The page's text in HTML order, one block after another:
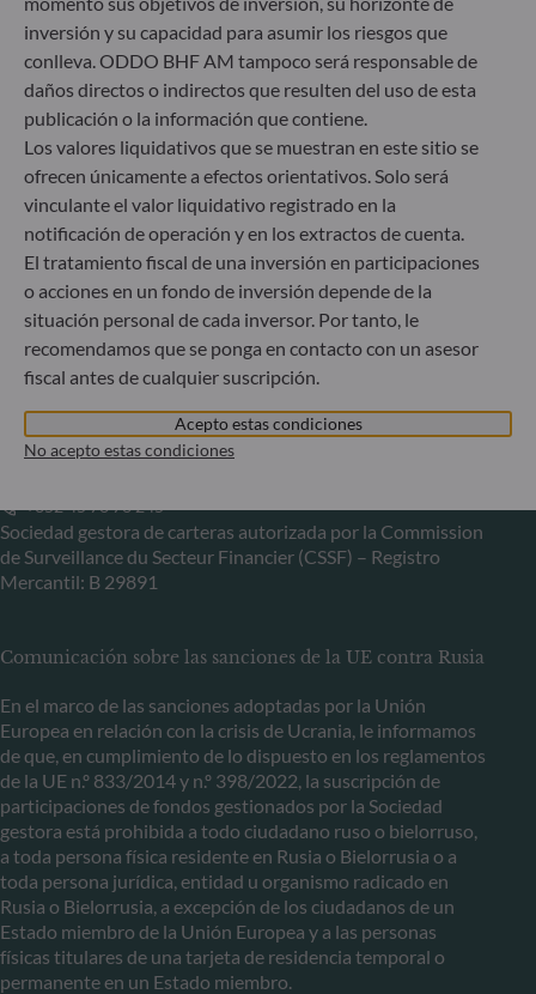
Alemania
+49 (0) 211 239 24 01
Gallusanlage 8
60329 Frankfurt am Main
Alemania
+49 (0) 69 920 50 0
Sociedad Gestora de Carteras autorizada por la
Bundesanstalt für Finanzdienstleistungsaufsicht (“BaFin”)
Registro Comercial: HRB 11971 juzgado de primera
instancia de Düsseldorf
ODDO BHF Asset Management LUX
6, rue Gabriel Lippmann
L-5365 Munsbach
+352 45 76 76 245
Sociedad gestora de carteras autorizada por la Commission
de Surveillance du Secteur Financier (CSSF) – Registro
Mercantil: B 29891
Comunicación sobre las sanciones de la UE contra Rusia
En el marco de las sanciones adoptadas por la Unión
Europea en relación con la crisis de Ucrania, le informamos
de que, en cumplimiento de lo dispuesto en los reglamentos
de la UE n.º 833/2014 y n.º 398/2022, la suscripción de
participaciones de fondos gestionados por la Sociedad
gestora está prohibida a todo ciudadano ruso o bielorruso,
a toda persona física residente en Rusia o Bielorrusia o a
toda persona jurídica, entidad u organismo radicado en
Rusia o Bielorrusia, a excepción de los ciudadanos de un
Estado miembro de la Unión Europea y a las personas
físicas titulares de una tarjeta de residencia temporal o
permanente en un Estado miembro.
inversión y su capacidad para asumir los riesgos que
conlleva. ODDO BHF AM tampoco será responsable de
daños directos o indirectos que resulten del uso de esta
publicación o la información que contiene.
Los valores liquidativos que se muestran en este sitio se
ofrecen únicamente a efectos orientativos. Solo será
vinculante el valor liquidativo registrado en la
notificación de operación y en los extractos de cuenta.
El tratamiento fiscal de una inversión en participaciones
o acciones en un fondo de inversión depende de la
situación personal de cada inversor. Por tanto, le
recomendamos que se ponga en contacto con un asesor
fiscal antes de cualquier suscripción.
Acepto estas condiciones
No acepto estas condiciones